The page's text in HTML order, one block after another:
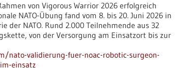
von Vigorous Warrior 2026 erfolgreich
NATO-Übung fand vom 8. bis 20. Juni 2026 in
NATO. Rund 2.000 Teilnehmende aus 32
von der Versorgung am Einsatzort bis zur
validierung-fuer-noac-robotic-surgeon-
einsatz